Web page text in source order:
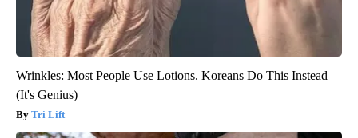
Wrinkles: Most People Use Lotions. Koreans Do This Instead
(It's Genius)
Tri Lift